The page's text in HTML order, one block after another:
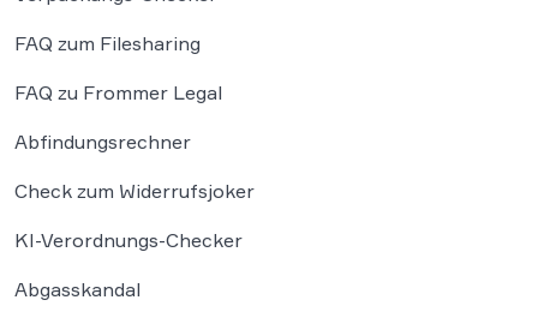
FAQ zum Filesharing
FAQ zu Frommer Legal
Abfindungsrechner
Check zum Widerrufsjoker
KI-Verordnungs-Checker
Abgasskandal